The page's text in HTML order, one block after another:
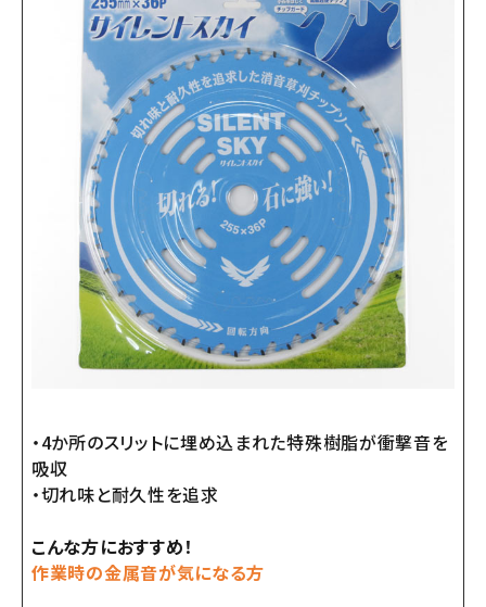
・4か所のスリットに埋め込まれた特殊樹脂が衝撃音を
吸収
・切れ味と耐久性を追求
こんな方におすすめ！
作業時の金属音が気になる方